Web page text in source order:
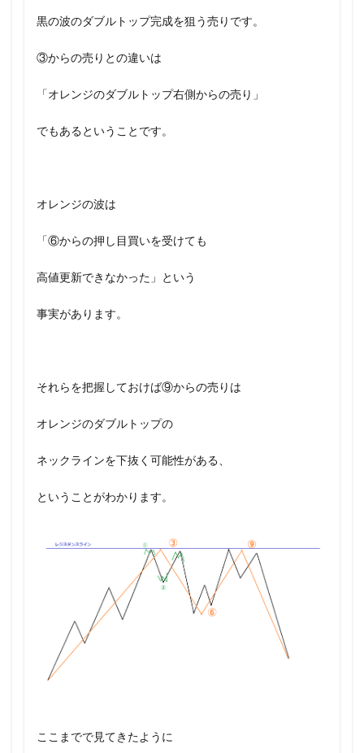
黒の波のダブルトップ完成を狙う売りです。
③からの売りとの違いは
「オレンジのダブルトップ右側からの売り」
でもあるということです。
オレンジの波は
「⑥からの押し目買いを受けても
高値更新できなかった」という
事実があります。
それらを把握しておけば⑨からの売りは
オレンジのダブルトップの
ネックラインを下抜く可能性がある、
ということがわかります。
ここまでで見てきたように